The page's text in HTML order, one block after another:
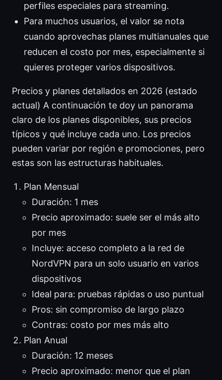
perfiles especiales para streaming.
Para muchos usuarios, el valor se nota
cuando aprovechas planes multianuales que
reducen el costo por mes, especialmente si
quieres proteger varios dispositivos.
Precios y planes detallados en 2026 (estado
actual) A continuación te doy un panorama
claro de los planes disponibles, sus precios
típicos y qué incluye cada uno. Los precios
pueden variar por región e promociones, pero
estas son las estructuras habituales.
Plan Mensual
Duración: 1 mes
Precio aproximado: suele ser el más alto
por mes
Incluye: acceso completo a la red de
NordVPN para un solo usuario en varios
dispositivos
Ideal para: pruebas rápidas o uso puntual
Pros: sin compromiso de largo plazo
Contras: costo por mes más alto
Plan Anual
Duración: 12 meses
Precio aproximado: menor que el plan